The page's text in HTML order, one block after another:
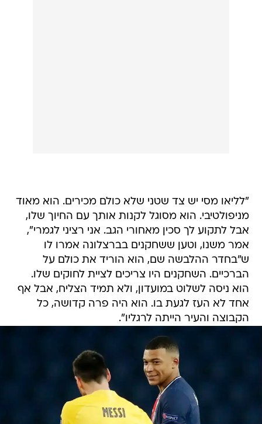
"לליאו מסי יש צד שטני שלא כולם מכירים. הוא מאוד
מניפולטיבי. הוא מסוגל לקנות אותך עם החיוך שלו,
אבל לתקוע לך סכין מאחורי הגב. אני רציני לגמרי",
אמר משנו, וטען ששחקנים בברצלונה אמרו לו
ש"בחדר ההלבשה שם, הוא הוריד את כולם על
הברכיים. השחקנים היו צריכים לציית לחוקים שלו.
הוא ניסה לשלוט במועדון, ולא תמיד הצליח, אבל אף
אחד לא העז לגעת בו. הוא היה פרה קדושה, כל
הקבוצה והעיר הייתה לרגליו".